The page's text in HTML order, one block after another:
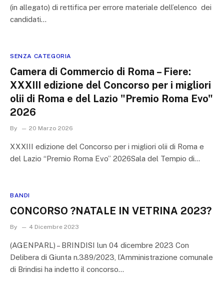
(in allegato) di rettifica per errore materiale dell’elenco dei
candidati…
SENZA CATEGORIA
Camera di Commercio di Roma – Fiere:
XXXIII edizione del Concorso per i migliori
olii di Roma e del Lazio "Premio Roma Evo"
2026
By 20 Marzo 2026
XXXIII edizione del Concorso per i migliori olii di Roma e
del Lazio “Premio Roma Evo” 2026Sala del Tempio di…
BANDI
CONCORSO ?NATALE IN VETRINA 2023?
By 4 Dicembre 2023
(AGENPARL) – BRINDISI lun 04 dicembre 2023 Con
Delibera di Giunta n.389/2023, l’Amministrazione comunale
di Brindisi ha indetto il concorso…